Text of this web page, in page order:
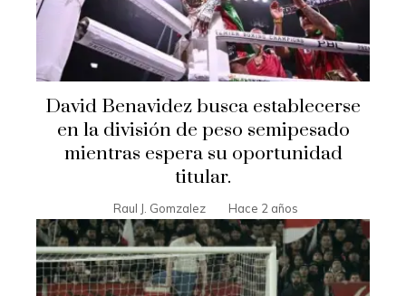
David Benavidez busca establecerse
en la división de peso semipesado
mientras espera su oportunidad
titular.
Raul J. Gomzalez Hace 2 años